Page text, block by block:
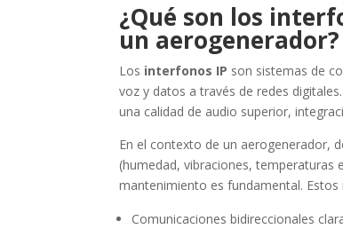
¿Qué son los
un aerogenerador?
Los interfonos IP son sistemas de
voz y datos a través de redes
una calidad de audio superior,
En el contexto de un aerogenerador,
(humedad, vibraciones,
mantenimiento es fundamental.
Comunicaciones bidireccionales